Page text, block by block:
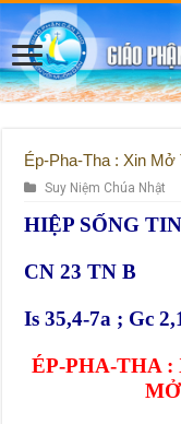
Ép-Pha-Tha : Xin
Suy Niệm Chúa Nhật
HIỆP SỐNG
CN 23 TN B
Is 35,4-7a ; Gc
ÉP-PHA-THA